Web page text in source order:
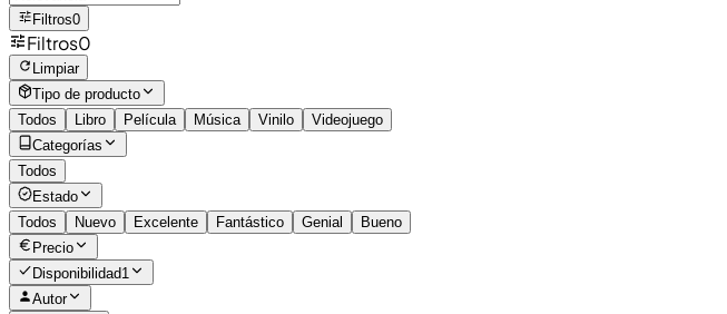
Filtros0
Filtros0
Limpiar
Tipo de producto
Todos
Libro Película Música Vinilo
Videojuego
Categorías
Todos
Estado
Todos
Nuevo Excelente Fantástico Genial
Bueno
Precio
Disponibilidad1
Autor